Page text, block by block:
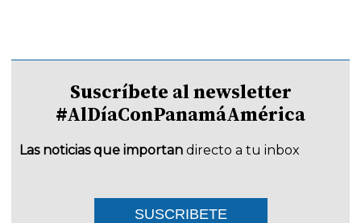
Suscríbete al newsletter
#AlDíaConPanamáAmérica
Las noticias que importan directo a tu inbox
SUSCRIBETE